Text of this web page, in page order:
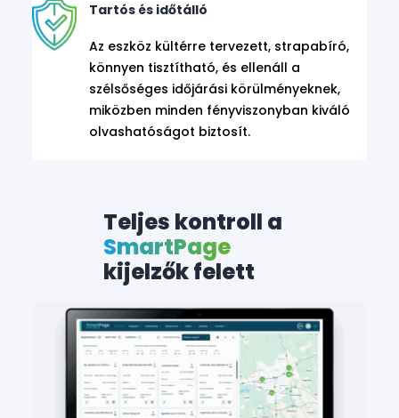
Tartós és időtálló
Az eszköz kültérre tervezett, strapabíró,
könnyen tisztítható, és ellenáll a
szélsőséges időjárási körülményeknek,
miközben minden fényviszonyban kiváló
olvashatóságot biztosít.
Teljes kontroll a
SmartPage
kijelzők felett